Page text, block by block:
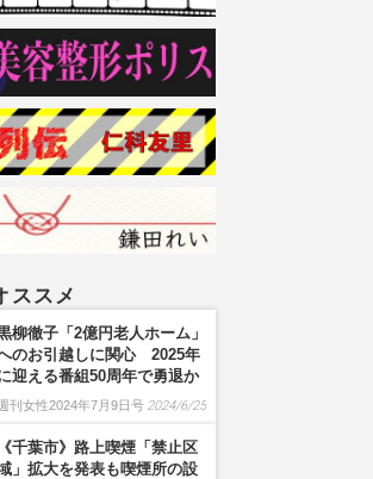
ススメ
柳徹子「2億円老人ホーム」
のお引越しに関心 2025年
迎える番組50周年で勇退か
刊女性2024年7月9日号 2024/6/25
《千葉市》路上喫煙「禁止区
」拡大を発表も喫煙所の設